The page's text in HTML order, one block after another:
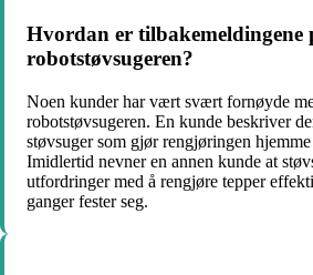
Hvordan er
robotstøvsugeren?
Noen kunder har vært svært fornøyde
robotstøvsugeren. En kunde beskriver
støvsuger som gjør rengjøringen
Imidlertid nevner en annen kunde at
utfordringer med å rengjøre tepper
ganger fester seg.